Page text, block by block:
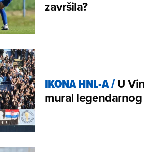
završila?
IKONA HNL-A/U
mural